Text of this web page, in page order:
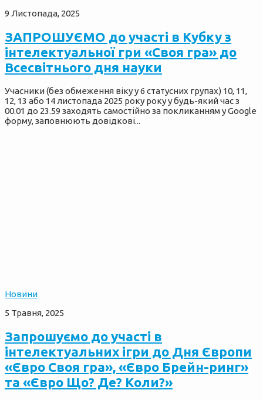
9 Листопада, 2025
ЗАПРОШУЄМО до участі в Кубку з
інтелектуальної гри «Своя гра» до
Всесвітнього дня науки
Учасники (без обмеження віку у 6 статусних групах) 10, 11,
12, 13 або 14 листопада 2025 року року у будь-який час з
00.01 до 23.59 заходять самостійно за покликанням у Google
форму, заповнюють довідкові...
Новини
5 Травня, 2025
Запрошуємо до участі в
інтелектуальних ігри до Дня Європи
«Євро Своя гра», «Євро Брейн-ринг»
та «Євро Що? Де? Коли?»